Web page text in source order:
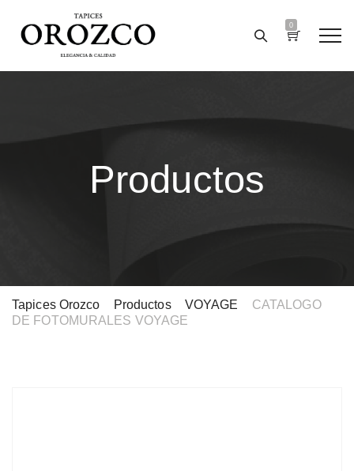
0
Productos
Tapices Orozco Productos> VOYAGE
CATALOGO
DE FOTOMURALES VOYAGE